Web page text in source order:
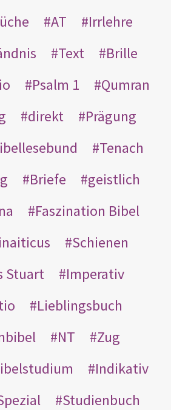
AT
Irrlehre
Text
Brille
Psalm 1
Qumran
direkt
Prägung
Tenach
Briefe
geistlich
Faszination Bibel
Schienen
Stuart
Imperativ
Lieblingsbuch
NT
Zug
Indikativ
Studienbuch